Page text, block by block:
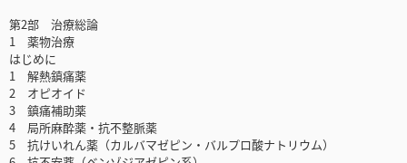
第2部 治療総論
1 薬物治療
はじめに
1 解熱鎮痛薬
2 オピオイド
3 鎮痛補助薬
4 局所麻酔薬・抗不整脈薬
5 抗けいれん薬（カルバマゼピン・バルプロ酸ナトリウム）